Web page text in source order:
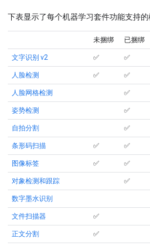
下表显示了每个机器学习套件功能支持的
未捆绑 已捆绑
文字识别 v2 ✅ ✅
人脸检测 ✅ ✅
人脸网格检测 ✅
姿势检测 ✅
自拍分割 ✅
条形码扫描 ✅ ✅
图像标签 ✅ ✅
对象检测和跟踪 ✅
数字墨水识别
文件扫描器 ✅
正文分割 ✅